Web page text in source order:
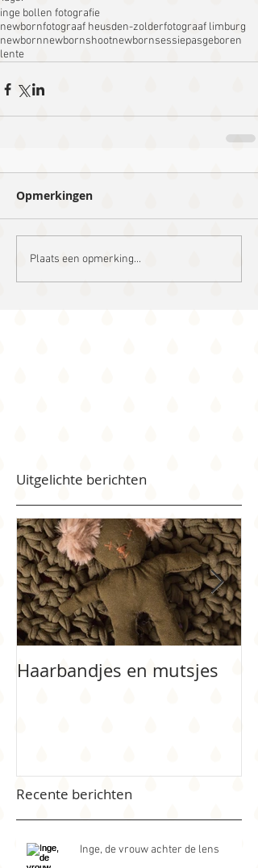
inge bollen fotografie
newbornfotograaf heusden-zolderfotograaf limburg
newbornnewbornshootnewbornsessiepasgeboren
lente
Opmerkingen
Plaats een opmerking...
Uitgelichte berichten
Haarbandjes en mutsjes
Recente berichten
Inge, de vrouw achter de lens